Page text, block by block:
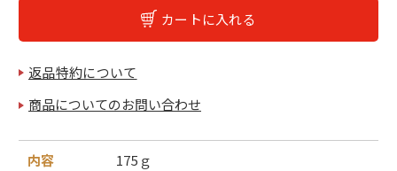
カートに入れる
返品特約について
商品についてのお問い合わせ
内容 175ｇ